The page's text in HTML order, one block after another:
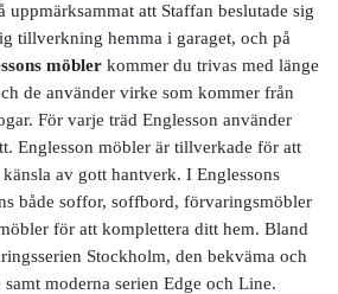
uppmärksammat att Staffan beslutade sig
tillverkning hemma i garaget, och på
möbler kommer du trivas med länge
de använder virke som kommer från
För varje träd Englesson använder
Englesson möbler är tillverkade för att
av gott hantverk. I Englessons
både soffor, soffbord, förvaringsmöbler
för att komplettera ditt hem. Bland
Stockholm, den bekväma och
moderna serien Edge och Line.